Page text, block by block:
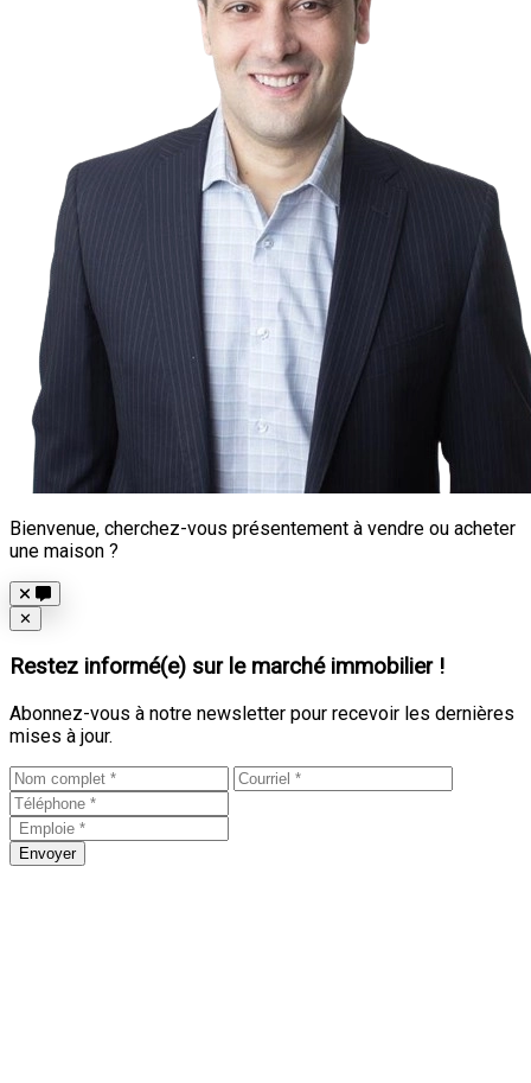
Bienvenue, cherchez-vous présentement à vendre ou acheter
une maison ?
Close
✕
Restez informé(e) sur le marché immobilier !
Abonnez-vous à notre newsletter pour recevoir les dernières
mises à jour.
Envoyer